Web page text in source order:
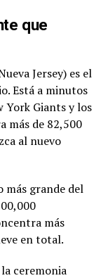
que
Jersey) es el
Está a minutos
York Giants y los
más de 82,500
al nuevo
más grande del
más
en total.
ceremonia